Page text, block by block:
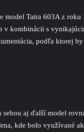
model Tatra 603A z roku
v kombinácii s
podľa ktorej
sebou aj ďalší model
kde bolo využívané